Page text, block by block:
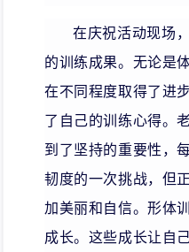
在庆祝活动现场
的训练成果。无论是
在不同程度取得了进
了自己的训练心得。
到了坚持的重要性，
韧度的一次挑战，但
加美丽和自信。形体
成长。这些成长让自